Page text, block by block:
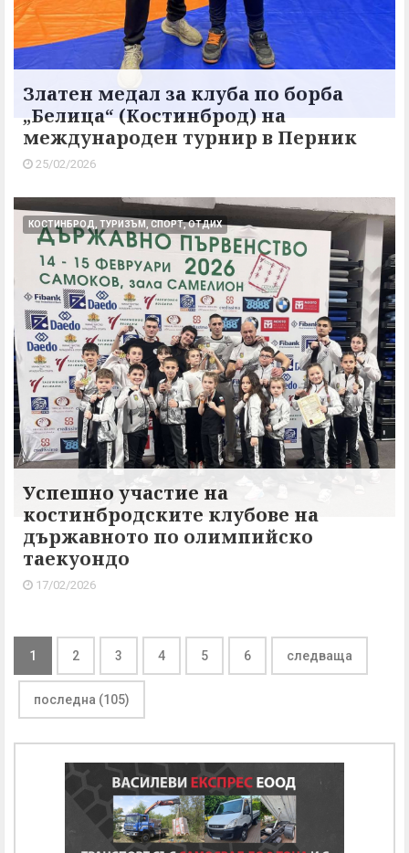
Златен медал за клуба по борба
„Белица“ (Костинброд) на
международен турнир в Перник
25/02/2026
КОСТИНБРОД, ТУРИЗЪМ, СПОРТ, ОТДИХ
Успешно участие на
костинбродските клубове на
държавното по олимпийско
таекуондо
17/02/2026
1 2 3 4 5 6 следваща
последна (105)